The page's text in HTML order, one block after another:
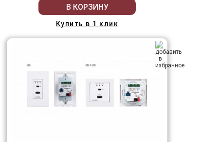
В КОРЗИНУ
Купить в 1 клик